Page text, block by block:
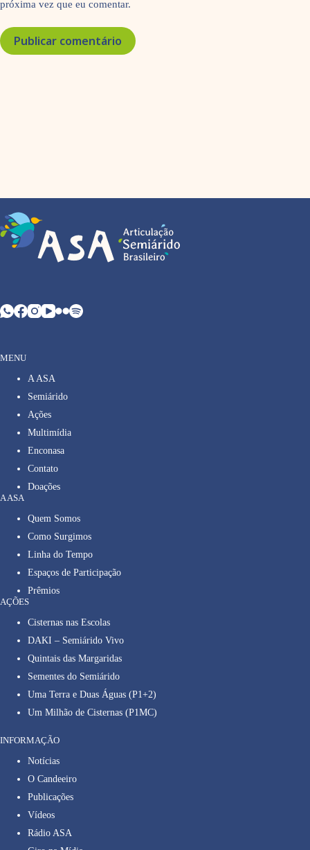
próxima vez que eu comentar.
Publicar comentário
MENU
A ASA
Semiárido
Ações
Multimídia
Enconasa
Contato
Doações
A ASA
Quem Somos
Como Surgimos
Linha do Tempo
Espaços de Participação
Prêmios
AÇÕES
Cisternas nas Escolas
DAKI – Semiárido Vivo
Quintais das Margaridas
Sementes do Semiárido
Uma Terra e Duas Águas (P1+2)
Um Milhão de Cisternas (P1MC)
INFORMAÇÃO
Notícias
O Candeeiro
Publicações
Vídeos
Rádio ASA